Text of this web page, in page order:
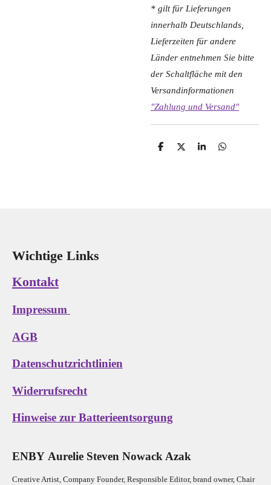
* gilt für Lieferungen
innerhalb Deutschlands,
Lieferzeiten für andere
Länder entnehmen Sie bitte
der Schaltfläche mit den
Versandinformationen
"Zahlung und Versand"
T
T
T
T
Wichtige Links
Kontakt
Impressum
AGB
Datenschutzrichtlinien
Widerrufsrecht
Hinweise zur Batterieentsorgung
ENBY Aurelie Steven Nowack Azak
Creative Artist, Company Founder, Responsible Editor, brand owner, Chair